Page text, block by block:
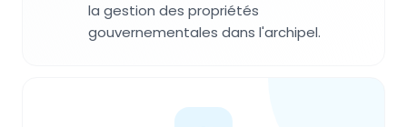
la gestion des propriétés
gouvernementales dans l'archipel.